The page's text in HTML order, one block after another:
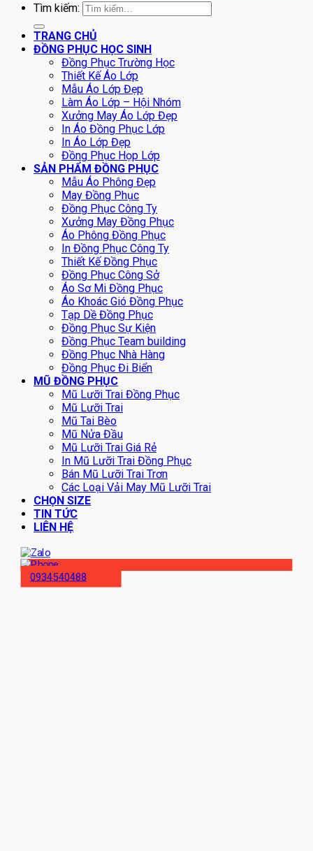
Tìm kiếm:
TRANG CHỦ
ĐỒNG PHỤC HỌC SINH
Đồng Phục Trường Học
Thiết Kế Áo Lớp
Mẫu Áo Lớp Đẹp
Làm Áo Lớp – Hội Nhóm
Xưởng May Áo Lớp Đẹp
In Áo Đồng Phục Lớp
In Áo Lớp Đẹp
Đồng Phục Họp Lớp
SẢN PHẨM ĐỒNG PHỤC
Mẫu Áo Phông Đẹp
May Đồng Phục
Đồng Phục Công Ty
Xưởng May Đồng Phục
Áo Phông Đồng Phục
In Đồng Phục Công Ty
Thiết Kế Đồng Phục
Đồng Phục Công Sở
Áo Sơ Mi Đồng Phục
Áo Khoác Gió Đồng Phục
Tạp Dề Đồng Phục
Đồng Phục Sự Kiện
Đồng Phục Team building
Đồng Phục Nhà Hàng
Đồng Phục Đi Biển
MŨ ĐỒNG PHỤC
Mũ Lưỡi Trai Đồng Phục
Mũ Lưỡi Trai
Mũ Tai Bèo
Mũ Nửa Đầu
Mũ Lưỡi Trai Giá Rẻ
In Mũ Lưỡi Trai Đồng Phục
Bán Mũ Lưỡi Trai Trơn
Các Loại Vải May Mũ Lưỡi Trai
CHỌN SIZE
TIN TỨC
LIÊN HỆ
0934540488